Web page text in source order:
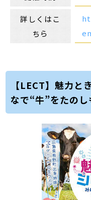
詳しくはこ
ちら
【LECT】魅力と
なで“牛”をたのし